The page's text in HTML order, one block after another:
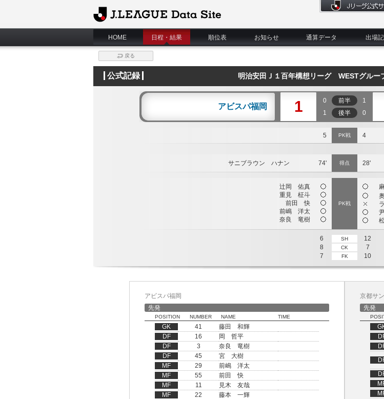
J.League Data Site
HOME 日程・結果 順位表 お知らせ 通算データ 出場
戻る
公式記録 明治安田Ｊ１百年構想リーグ WESTグルー
アビスパ福岡 1 0 前半
1
1
後半 0
5 PK戦 4
サニブラウン ハナン 74' 得点
辻岡 佑真
重見 柾斗
前田 快
前嶋 洋太
奈良 竜樹
PK戦
6 SH
12
8
CK
7
7
FK 10
アビスパ福岡
先発
POSITION NUMBER NAME TIME
GK 41
藤田 和輝
DF
16
岡 哲平
DF
3
奈良 竜樹
DF
45
宮 大樹
MF
29
前嶋 洋太
MF
55
前田 快
MF
11
見木 友哉
MF
22
藤本 一輝
京都サ
先発